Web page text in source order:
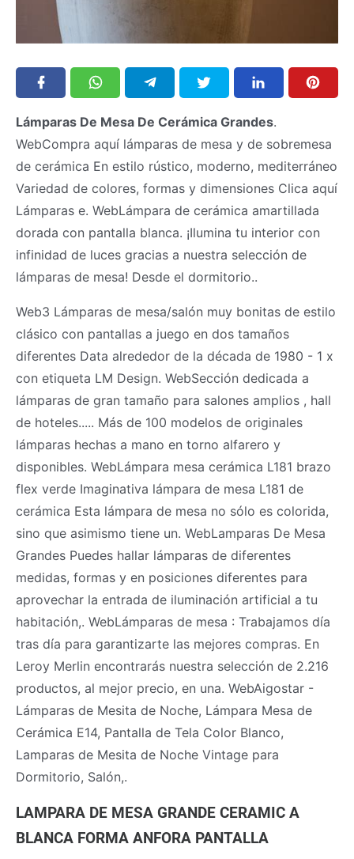
Lámparas De Mesa De Cerámica Grandes.
WebCompra aquí lámparas de mesa y de sobremesa
de cerámica En estilo rústico, moderno, mediterráneo
Variedad de colores, formas y dimensiones Clica aquí
Lámparas e. WebLámpara de cerámica amartillada
dorada con pantalla blanca. ¡Ilumina tu interior con
infinidad de luces gracias a nuestra selección de
lámparas de mesa! Desde el dormitorio..
Web3 Lámparas de mesa/salón muy bonitas de estilo
clásico con pantallas a juego en dos tamaños
diferentes Data alrededor de la década de 1980 - 1 x
con etiqueta LM Design. WebSección dedicada a
lámparas de gran tamaño para salones amplios , hall
de hoteles..... Más de 100 modelos de originales
lámparas hechas a mano en torno alfarero y
disponibles. WebLámpara mesa cerámica L181 brazo
flex verde Imaginativa lámpara de mesa L181 de
cerámica Esta lámpara de mesa no sólo es colorida,
sino que asimismo tiene un. WebLamparas De Mesa
Grandes Puedes hallar lámparas de diferentes
medidas, formas y en posiciones diferentes para
aprovechar la entrada de iluminación artificial a tu
habitación,. WebLámparas de mesa : Trabajamos día
tras día para garantizarte las mejores compras. En
Leroy Merlin encontrarás nuestra selección de 2.216
productos, al mejor precio, en una. WebAigostar -
Lámparas de Mesita de Noche, Lámpara Mesa de
Cerámica E14, Pantalla de Tela Color Blanco,
Lamparas de Mesita de Noche Vintage para
Dormitorio, Salón,.
LAMPARA DE MESA GRANDE CERAMIC A
BLANCA FORMA ANFORA PANTALLA